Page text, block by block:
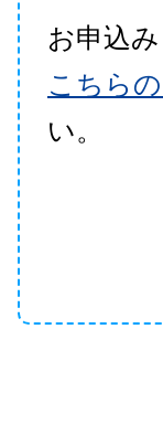
お申込
こちら
い。